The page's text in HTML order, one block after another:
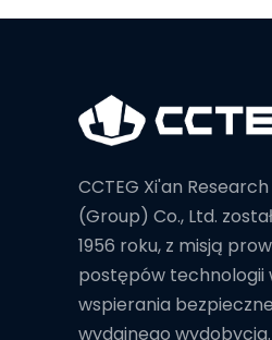
CCTEG Xi'an
(Group) Co., Ltd.
1956 roku, z misją
postępów technologii
wspierania
wydajnego wydobycia.